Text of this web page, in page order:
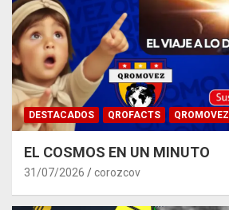
DESTACADOS QROFACTS QROMOVEZ
EL COSMOS EN UN MINUTO
31/07/2026 corozcov